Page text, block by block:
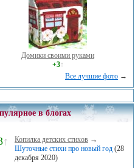
Домики своими руками
+3↑
Все лучшие фото →
в блогах
↑ Копилка детских стихов →
Шуточные стихи про новый год (28
декабря 2020)